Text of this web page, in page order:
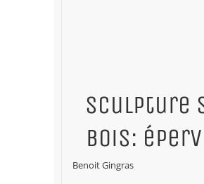
Sculpture
bois:
Benoit Gingras